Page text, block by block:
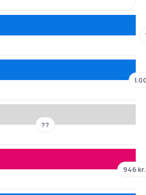
??
946 kr.